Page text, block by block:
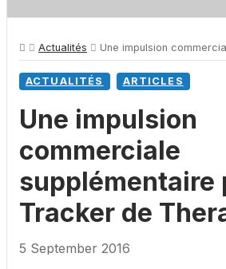
Actualités Une impulsion commerciale
ACTUALITÉS ARTICLES
Une impulsion
commerciale
supplémentaire
Tracker de
5 September 2016